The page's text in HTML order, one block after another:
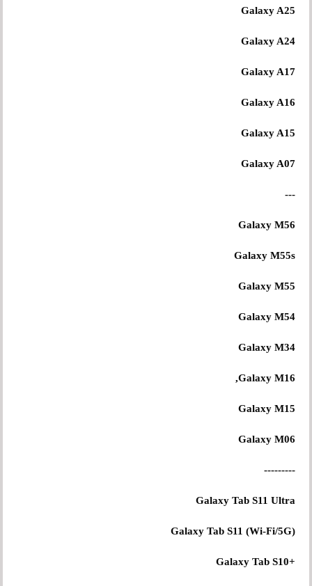
Galaxy A25
Galaxy A24
Galaxy A17
Galaxy A16
Galaxy A15
Galaxy A07
---
Galaxy M56
Galaxy M55s
Galaxy M55
Galaxy M54
Galaxy M34
Galaxy M16,
Galaxy M15
Galaxy M06
---------
Galaxy Tab S11 Ultra
Galaxy Tab S11 (Wi-Fi/5G)
+Galaxy Tab S10